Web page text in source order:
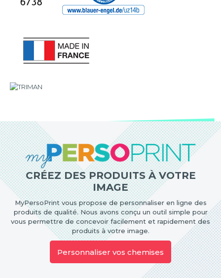
CRÉEZ DES PRODUITS À VOTRE
IMAGE
MyPersoPrint vous propose de personnaliser en ligne des
produits de qualité. Nous avons conçu un outil simple pour
vous permettre de concevoir facilement et rapidement des
produits à votre image.
Personnaliser vos chemises